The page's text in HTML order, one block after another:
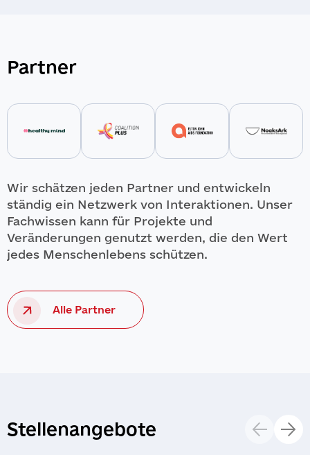
Partner
Wir schätzen jeden Partner und entwickeln
ständig ein Netzwerk von Interaktionen. Unser
Fachwissen kann für Projekte und
Veränderungen genutzt werden, die den Wert
jedes Menschenlebens schützen.
Alle Partner
Stellenangebote